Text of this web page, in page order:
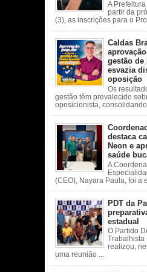
A
partir da
(3), as inscrições para o
Caldas
gestão de
esvazia
oposição
Os
gestão têm prevalecido
oposicionista, consolidando
destaca
Neon e
saúde
A
(CEO), Nayara Paula, foi a
PDT da
estadual
O Partido
realizou,
uma reunião ...